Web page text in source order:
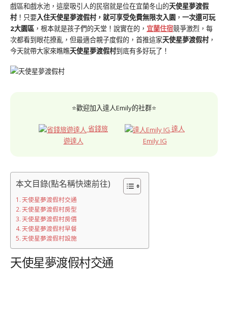
戲區和戲水池，這麼吸引人的民宿就是位在宜蘭冬山的天使星夢渡假
村！只要入住天使星夢渡假村，就可享受免費無限次入園 ， 一次還可玩
2大園區 ，根本就是孩子們的天堂！說實在的， 宜蘭住宿競爭激烈，每
次都看到眼花撩亂，但最適合親子度假的，首推這家天使星夢渡假村，
今天就帶大家來瞧瞧天使星夢渡假村到底有多好玩了！
⭐歡迎加入達人Emily的社群⭐
省錢旅
遊達人
達人
Emily IG
本文目錄(點名稱快速前往)
天使星夢渡假村交通
天使星夢渡假村房型
天使星夢渡假村房價
天使星夢渡假村早餐
天使星夢渡假村設施
天使星夢渡假村交通